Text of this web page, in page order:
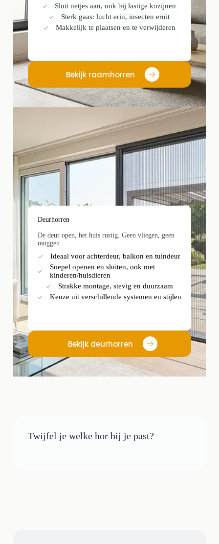
Sluit netjes aan, ook bij lastige kozijnen
Sterk gaas: lucht erin, insecten eruit
Makkelijk te plaatsen en te verwijderen
Bekijk raamhorren
Deurhorren
De deur open, het huis rustig. Geen vliegen, geen
muggen.
Ideaal voor achterdeur, balkon en tuindeur
Soepel openen en sluiten, ook met
kinderen/huisdieren
Strakke montage, stevig en duurzaam
Keuze uit verschillende systemen en stijlen
Bekijk deurhorren
Twijfel je welke hor bij je past?